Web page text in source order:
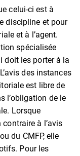
celui-ci est à
discipline et pour
et à l’agent.
spécialisée
doit les porter à la
des instances
est libre de
l’obligation de le
Lorsque
à l’avis
du CMFP, elle
Pour les